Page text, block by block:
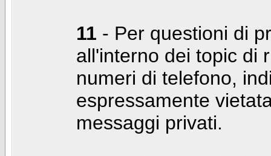
11 - Per questioni di
all'interno dei topic di
numeri di telefono,
espressamente
messaggi privati.